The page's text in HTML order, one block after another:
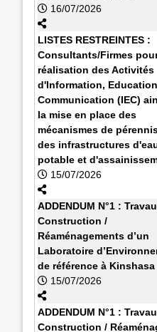
16/07/2026
LISTES RESTREINTES :
Consultants/Firmes
réalisation des Activités
d'Information,
Communication (IEC)
la mise en place des
mécanismes de
des infrastructures
potable et
15/07/2026
ADDENDUM N°1 :
Construction /
Réaménagements d’un
Laboratoire
de référence à Kinshasa
15/07/2026
ADDENDUM N°1 :
Construction /